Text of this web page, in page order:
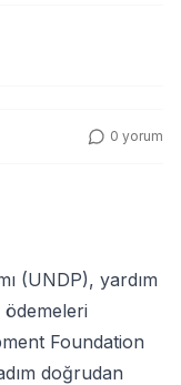
0 yorum
(UNDP), yardım
Foundation
doğrudan